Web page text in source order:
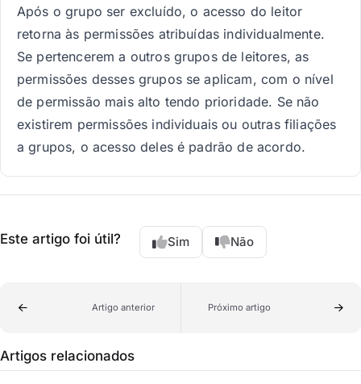
Após o grupo ser excluído, o acesso do leitor
retorna às permissões atribuídas individualmente.
Se pertencerem a outros grupos de leitores, as
permissões desses grupos se aplicam, com o nível
de permissão mais alto tendo prioridade. Se não
existirem permissões individuais ou outras filiações
a grupos, o acesso deles é padrão de acordo.
Este artigo foi útil? Sim Não
Artigo anterior Próximo artigo
Artigos relacionados